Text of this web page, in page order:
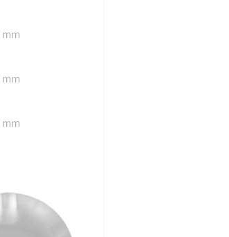
mm
mm
mm